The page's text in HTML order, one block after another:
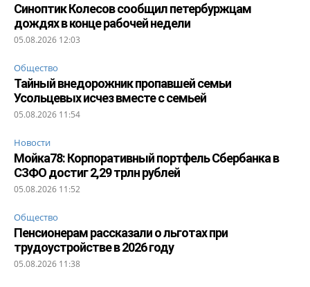
Синоптик Колесов сообщил петербуржцам
дождях в конце рабочей недели
05.08.2026 12:03
Общество
Тайный внедорожник пропавшей семьи
Усольцевых исчез вместе с семьей
05.08.2026 11:54
Новости
Мойка78: Корпоративный портфель Сбербанка в
СЗФО достиг 2,29 трлн рублей
05.08.2026 11:52
Общество
Пенсионерам рассказали о льготах при
трудоустройстве в 2026 году
05.08.2026 11:38